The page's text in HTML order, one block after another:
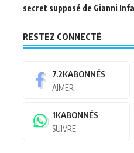
secret supposé de Gianni
RESTEZ CONNECTÉ
7.2KABONNÉS
AIMER
1KABONNÉS
SUIVRE